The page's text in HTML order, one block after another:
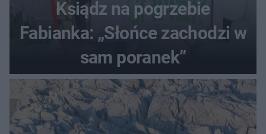
Ksiądz na pogrzebie
Fabianka: „Słońce zachodzi w
sam poranek”